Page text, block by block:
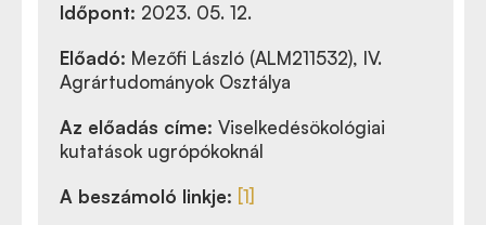
Időpont: 2023. 05. 12.
Előadó: Mezőfi László (ALM211532), IV.
Agrártudományok Osztálya
Az előadás címe: Viselkedésökológiai
kutatások ugrópókoknál
A beszámoló linkje: [1]